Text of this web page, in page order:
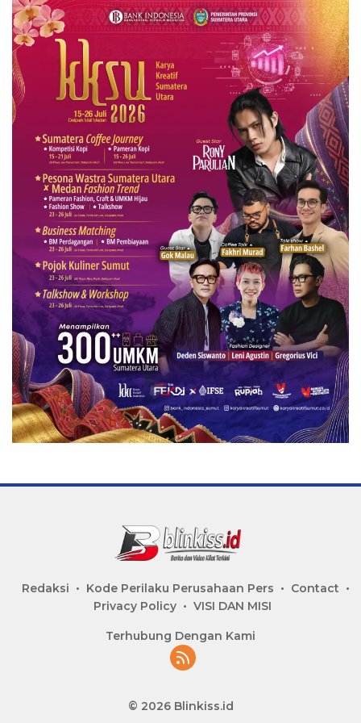
Redaksi Kode Perilaku Perusahaan Pers
Contact
Privacy Policy
VISI DAN MISI
Terhubung Dengan Kami
© 2026 Blinkiss.id